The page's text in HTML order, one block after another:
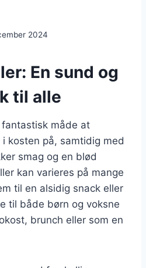
2024
En sund og
til alle
måde at
kosten på, samtidig med
smag og en blød
kan varieres på mange
til en alsidig snack eller
til både børn og voksne
brunch eller som en